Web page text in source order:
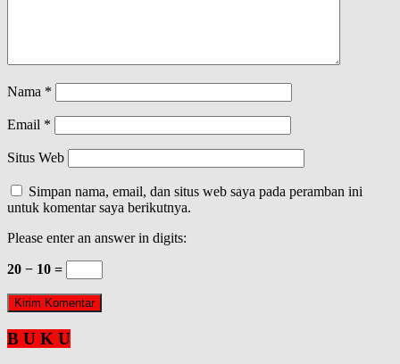
Nama *
Email *
Situs Web
Simpan nama, email, dan situs web saya pada peramban ini
untuk komentar saya berikutnya.
Please enter an answer in digits:
20 − 10 =
B U K U